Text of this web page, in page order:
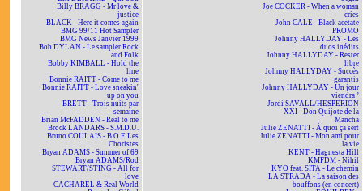
Billy BRAGG - Mr love &
justice
BLACK - Here it comes again
BMG 99/11 Hot Sampler
BMG News Janvier 1999
Bob DYLAN - Le sampler Rock
and Folk
Bobby KIMBALL - Hold the
line
Bonnie RAITT - Come to me
Bonnie RAITT - Love sneakin'
up on you
BRETT - Trois nuits par
semaine
Brian McFADDEN - Real to me
Brock LANDARS - S.M.D.U.
Bruno COULAIS - B.O.F. Les
Choristes
Bryan ADAMS - Summer of 69
Bryan ADAMS/Rod
STEWART/STING - All for
love
CACHAREL & Real World
Joe COCKER - When a woman
cries
John CALE - Black acetate
PROMO
Johnny HALLYDAY - Les
duos inédits
Johnny HALLYDAY - Rester
libre
Johnny HALLYDAY - Succès
garantis
Johnny HALLYDAY - Un jour
viendra ²
Jordi SAVALL/HESPERION
XXI - Don Quijote de la
Mancha
Julie ZENATTI - À quoi ça sert
Julie ZENATTI - Mon ami pour
la vie
KENT - Hagnesta Hill
KMFDM - Nihil
KYO feat. SITA - Le chemin
LA STRADA - La saison des
bouffons (en concert)